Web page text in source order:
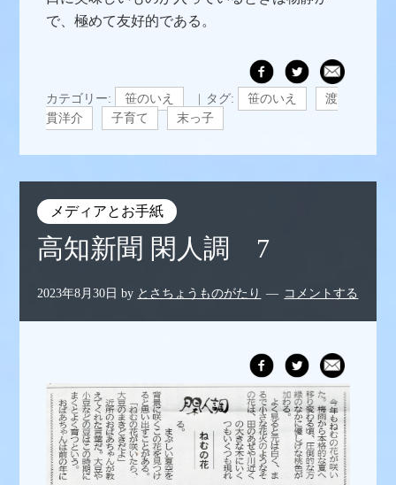
で、極めて友好的である。
カテゴリー: 笹のいえ タグ: 笹のいえ
渡
貫洋介
子育て 末っ子
メディアとお手紙
高知新聞 閑人調 7
2023年8月30日 by とさちょうものがたり コメントする